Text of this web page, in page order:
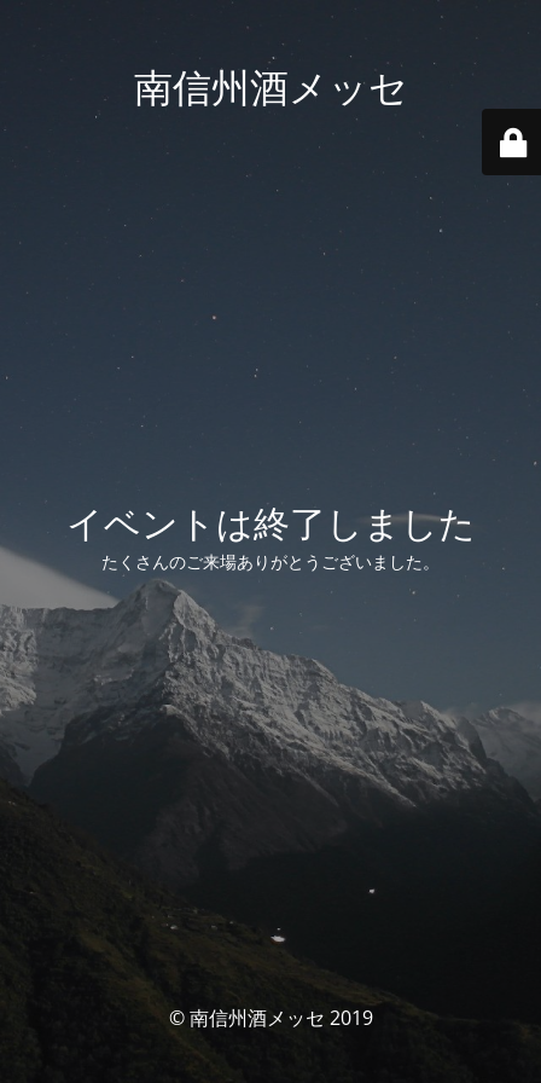
南信州酒メッセ
イベントは終了しました
たくさんのご来場ありがとうございました。
© 南信州酒メッセ 2019